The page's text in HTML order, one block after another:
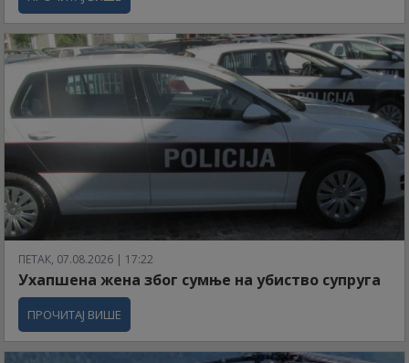
ПЕТАК, 07.08.2026 | 17:22
Ухапшена жена због сумње на убиство супруга
ПРОЧИТАЈ ВИШЕ